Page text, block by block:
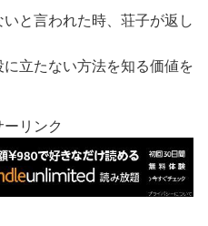
と言われた時、荘子が返し
立たない方法を知る価値を
ーリンク